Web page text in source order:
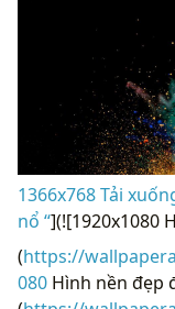
1366x768 Tải
nổ “](![1920x1080
(https://
080 Hình nền đẹp